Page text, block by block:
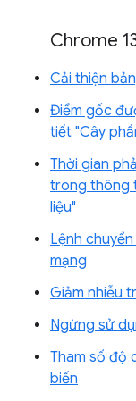
Chrome
Cải thiện
Điểm gốc
tiết "Cây
Thời gian
trong thông
liệu"
Lệnh
mạng
Giảm nhiễu
Ngừng sử
Tham số độ
biến